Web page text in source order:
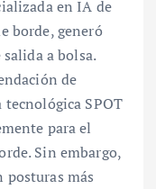
en IA de
borde, generó
a bolsa.
de
SPOT
para el
Sin embargo,
posturas más